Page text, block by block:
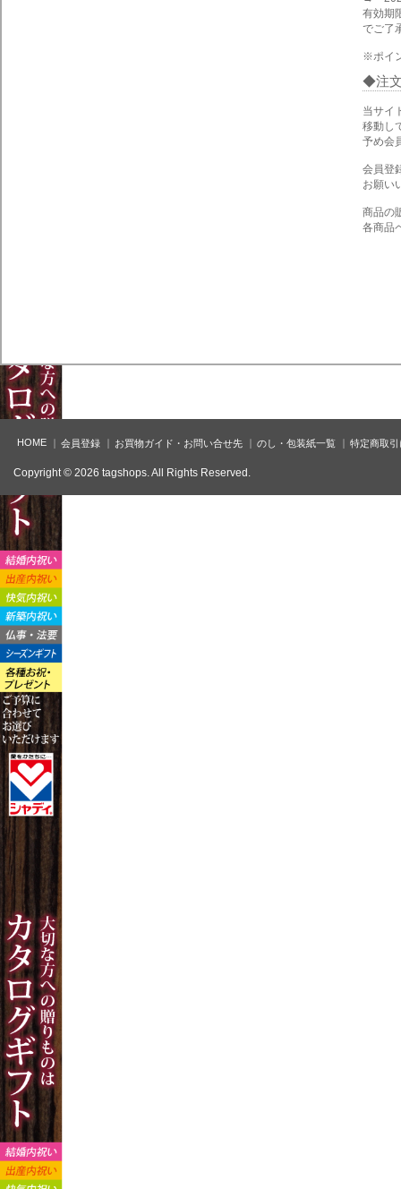
有効期
でご了
※ポイ
注
当サイ
移動し
予め会
会員登
お願い
商品の
各商品
HOME 会員登録 お買物ガイド・お問い合せ先 のし・包装紙一覧 特定商取
Copyright © 2026 tagshops. All Rights Reserved.